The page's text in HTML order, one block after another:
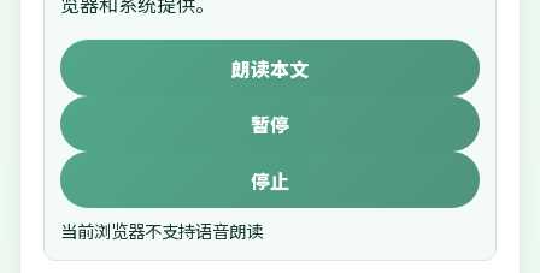
朗读本文
暂停
停止
当前浏览器不支持语音朗读